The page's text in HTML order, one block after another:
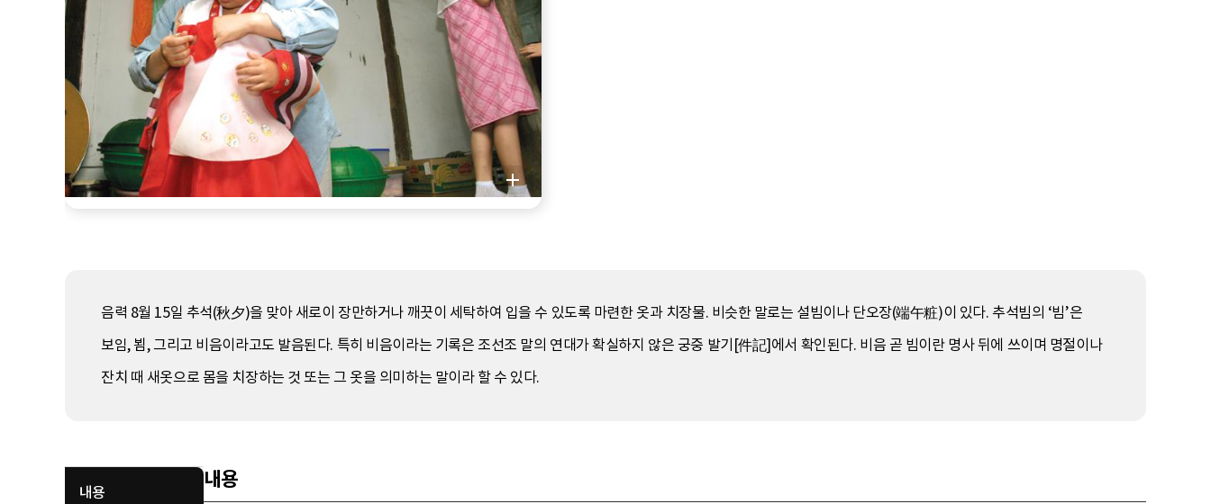
음력 8월 15일 추석(秋夕)을 맞아 새로이 장만하거나 깨끗이 세탁하여 입을 수 있도록 마련한 옷과 치장물. 비슷한 말로는 설빔이나 단오장(端午粧)이 있다. 추석빔의 ‘빔’은
보임, 뵘, 그리고 비음이라고도 발음된다. 특히 비음이라는 기록은 조선조 말의 연대가 확실하지 않은 궁중 발기[件記]에서 확인된다. 비음 곧 빔이란 명사 뒤에 쓰이며 명절이나
잔치 때 새옷으로 몸을 치장하는 것 또는 그 옷을 의미하는 말이라 할 수 있다.
내용
내용